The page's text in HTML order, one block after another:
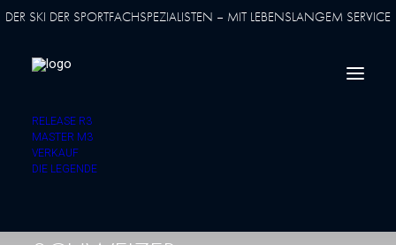
DER SKI DER SPORTFACHSPEZIALISTEN – MIT LEBENSLANGEM SERVICE
RELEASE R3
MASTER M3
VERKAUF
DIE LEGENDE
DER ANSPRUCH DES
LEGENDÄREN KARL
MOLITOR UND DIE